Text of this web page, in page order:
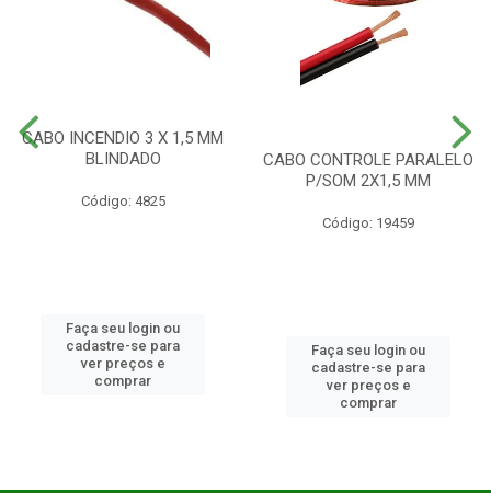
CABO INCENDIO 3 X 1,5 MM
BLINDADO
Código: 4825
Faça seu login ou
cadastre-se para
ver preços e
comprar
CABO CONTROLE PARALELO
P/SOM 2X1,5 MM
Código: 19459
Faça seu login ou
cadastre-se para
ver preços e
comprar